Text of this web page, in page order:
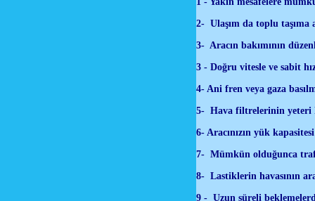
2- Ulaşım da toplu taşıma
3- Aracın bakımının
3 - Doğru vitesle ve sabit
4- Ani fren veya gaza
5- Hava filtrelerinin yeteri
6- Aracınızın yük
7- Mümkün olduğunca
8- Lastiklerin havasının
9 - Uzun süreli